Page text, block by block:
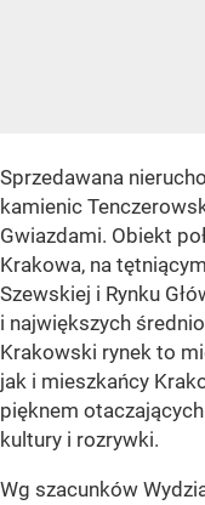
Sprzedawana
kamienic
Gwiazdami. Obiekt
Krakowa, na
Szewskiej i Rynku
i największych
Krakowski rynek to
jak i mieszkańcy
pięknem
kultury i rozrywki.
Wg szacunków